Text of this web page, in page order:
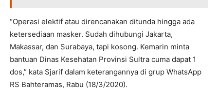
“Operasi elektif atau direncanakan ditunda hingga ada
ketersediaan masker. Sudah dihubungi Jakarta,
Makassar, dan Surabaya, tapi kosong. Kemarin minta
bantuan Dinas Kesehatan Provinsi Sultra cuma dapat 1
dos,” kata Sjarif dalam keterangannya di grup WhatsApp
RS Bahteramas, Rabu (18/3/2020).